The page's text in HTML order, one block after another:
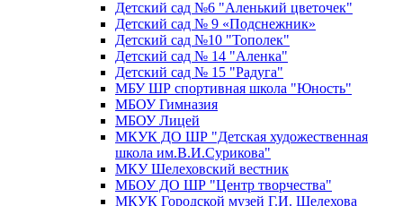
Детский сад №6 "Аленький цветочек"
Детский сад № 9 «Подснежник»
Детский сад №10 "Тополек"
Детский сад № 14 "Аленка"
Детский сад № 15 "Радуга"
МБУ ШР спортивная школа "Юность"
МБОУ Гимназия
МБОУ Лицей
МКУК ДО ШР "Детская художественная
школа им.В.И.Сурикова"
МКУ Шелеховский вестник
МБОУ ДО ШР "Центр творчества"
МКУК Городской музей Г.И. Шелехова